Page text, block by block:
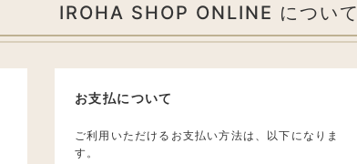
IROHA SHOP ONLINE について
お支払について
ご利用いただけるお支払い方法は、以下になりま
す。